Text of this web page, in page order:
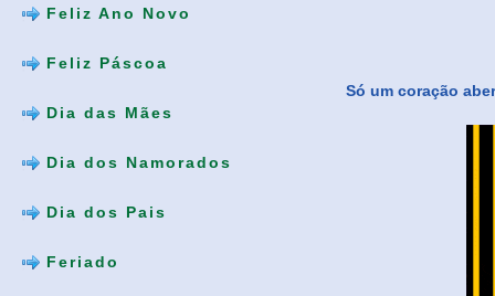
Feliz Ano Novo
Feliz Páscoa
Dia das Mães
Dia dos Namorados
Dia dos Pais
Feriado
Só um coração